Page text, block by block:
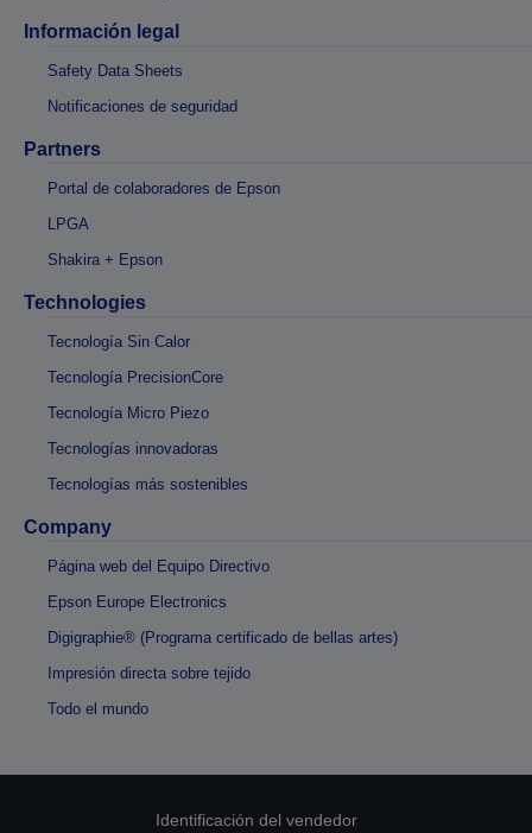
Información legal
Safety Data Sheets
Notificaciones de seguridad
Partners
Portal de colaboradores de Epson
LPGA
Shakira + Epson
Technologies
Tecnología Sin Calor
Tecnología PrecisionCore
Tecnología Micro Piezo
Tecnologías innovadoras
Tecnologías más sostenibles
Company
Página web del Equipo Directivo
Epson Europe Electronics
Digigraphie® (Programa certificado de bellas artes)
Impresión directa sobre tejido
Todo el mundo
Identificación del vendedor